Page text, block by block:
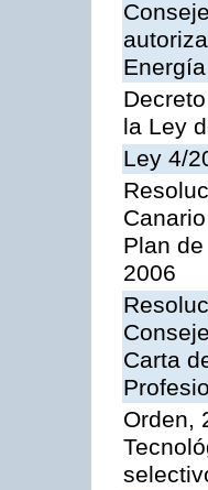
Energía
la Ley
Ley 4/
Plan
2006
Carta
Orden,